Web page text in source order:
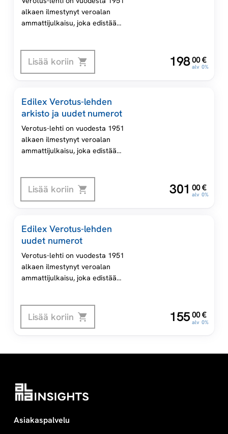
alkaen ilmestynyt veroalan
ammattijulkaisu, joka edistää
Verotus-lehteä julkaisee
Kustannusosakeyhtiö Verotus.
Edilex Verotus-lehden arkisto
numerosta 1/2007 alkaen ja
viitetiedot numerosta 1/2004
alkaen.
198,00€
alv 0%
Lisää koriin
Edilex Verotus-lehden
arkisto ja uudet numerot
Verotus-lehti on vuodesta 1951
alkaen ilmestynyt veroalan
ammattijulkaisu, joka edistää
Verotus-lehteä julkaisee
Kustannusosakeyhtiö Verotus.
301 ,00€
alv 0%
Lisää koriin
Edilex Verotus-lehden
uudet numerot
Verotus-lehti on vuodesta 1951
alkaen ilmestynyt veroalan
ammattijulkaisu, joka edistää
Verotus-lehteä julkaisee
Kustannusosakeyhtiö Verotus.
155,00€
alv 0%
Lisää koriin
Asiakaspalvelu